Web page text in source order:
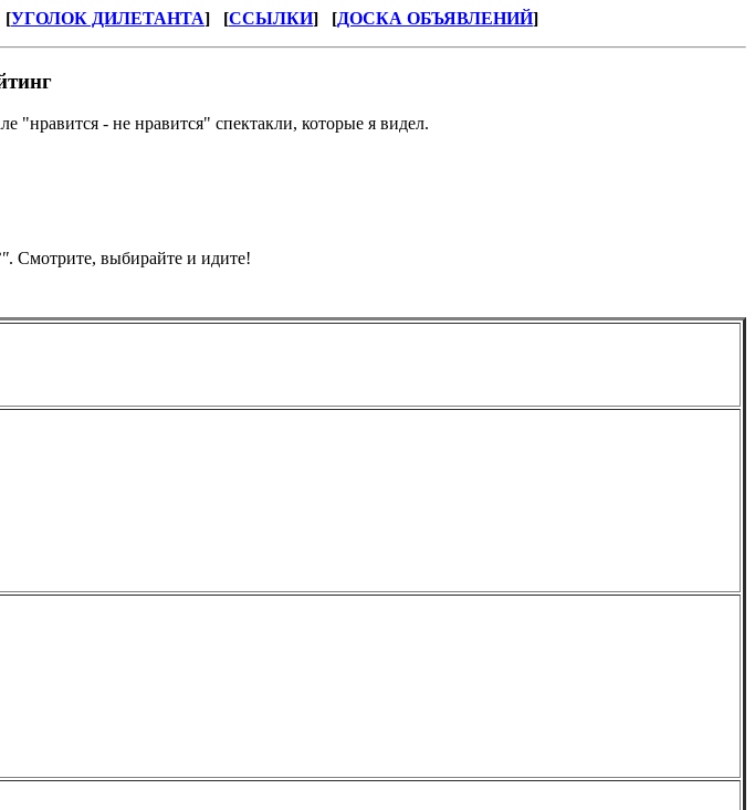
[УГОЛОК ДИЛЕТАНТА] [ССЫЛКИ] [ДОСКА ОБЪЯВЛЕНИЙ]
"нравится - не нравится" спектакли, которые я видел.
. Смотрите, выбирайте и идите!